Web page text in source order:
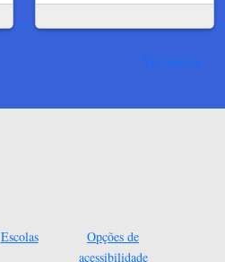
Ver mais
Escolas
Opções de
acessibilidade